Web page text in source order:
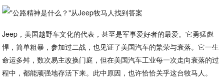
Jeep，美国越野车文化的代表，甚至是军事爱好者的最爱。它勇猛彪
悍，简单粗暴，参加过二战，也见证了美国汽车的繁荣与衰落。它一生
命运多舛，数次易主改换门庭，但在美国汽车工业每一次走向衰落的过
程中，都能顽强地存活下来。此中原因，也许恰恰关乎这台牧马人。